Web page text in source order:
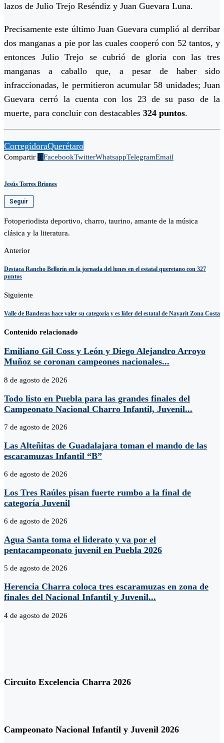
lazos de Julio Trejo Reséndiz y Juan Guevara Luna.
Precisamente este último Juan Guevara cumplió al derribar
dos manganas a pie por las cuales cooperó con 52 tantos, y
entonces Julio Trejo se cubrió de gloria con las tres
manganas a caballo que, a pesar de haber sido
infraccionadas, le permitieron acumular 58 unidades; Juan
Guevara cerró la cuenta con los 23 de su paso de la
muerte, para concluir con destacables 324 puntos.
CorregidoraQuerétaro
Compartir 0 FacebookTwitterWhatsappTelegramEmail
Jesús Torres Briones
Seguir
Fotoperiodista deportivo, charro, taurino, amante de la música
clásica y la literatura.
Anterior
Destaca Rancho Bellorín en la jornada del lunes en el estatal queretano con 327
puntos
Siguiente
Valle de Banderas hace valer su categoría y es líder del estatal de Nayarit Zona Costa
Contenido relacionado
Emiliano Gil Coss y León y Diego Alejandro Arroyo
Muñoz se coronan campeones nacionales...
8 de agosto de 2026
Todo listo en Puebla para las grandes finales del
Campeonato Nacional Charro Infantil, Juvenil...
7 de agosto de 2026
Las Alteñitas de Guadalajara toman el mando de las
escaramuzas Infantil “B”
6 de agosto de 2026
Los Tres Raúles pisan fuerte rumbo a la final de
categoría Juvenil
6 de agosto de 2026
Agua Santa toma el liderato y va por el
pentacampeonato juvenil en Puebla 2026
5 de agosto de 2026
Herencia Charra coloca tres escaramuzas en zona de
finales del Nacional Infantil y Juvenil...
4 de agosto de 2026
Circuito Excelencia Charra 2026
Campeonato Nacional Infantil y Juvenil 2026